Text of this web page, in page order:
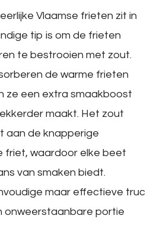
Vlaamse frieten zit in
tip is om de frieten
te bestrooien met zout.
de warme frieten
ze een extra smaakboost
maakt. Het zout
aan de knapperige
friet, waardoor elke beet
van smaken biedt.
maar effectieve truc
onweerstaanbare portie